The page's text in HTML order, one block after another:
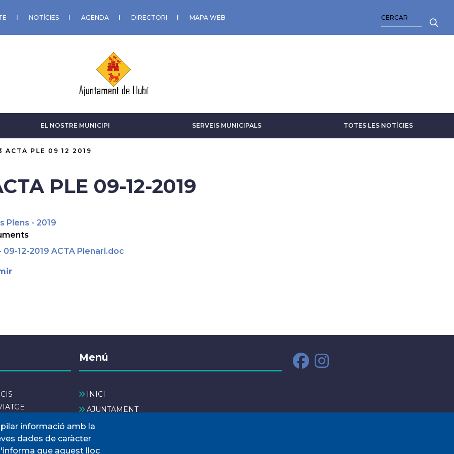
NOTÍCIES AGENDA DIRECTORI MAPA WEB
EL NOSTRE MUNICIPI SERVEIS MUNICIPALS TOTES LES NOTÍCIES
ACTA PLE 09 12 2019
PLE 09-12-2019
Plens - 2019
09-12-2019 ACTA Plenari.doc
Menú
INICI
AJUNTAMENT
El nostre municipi
SERVEIS MUNICIPALS
informació amb la
dades de caràcter
que aquest lloc